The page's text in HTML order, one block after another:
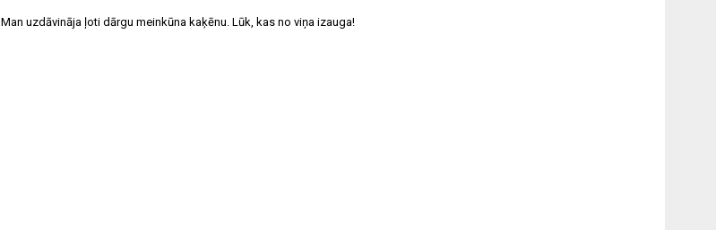
Man uzdāvināja ļoti dārgu meinkūna kaķēnu. Lūk, kas no viņa izauga!